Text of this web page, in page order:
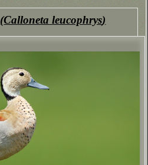
(Calloneta leucophrys)